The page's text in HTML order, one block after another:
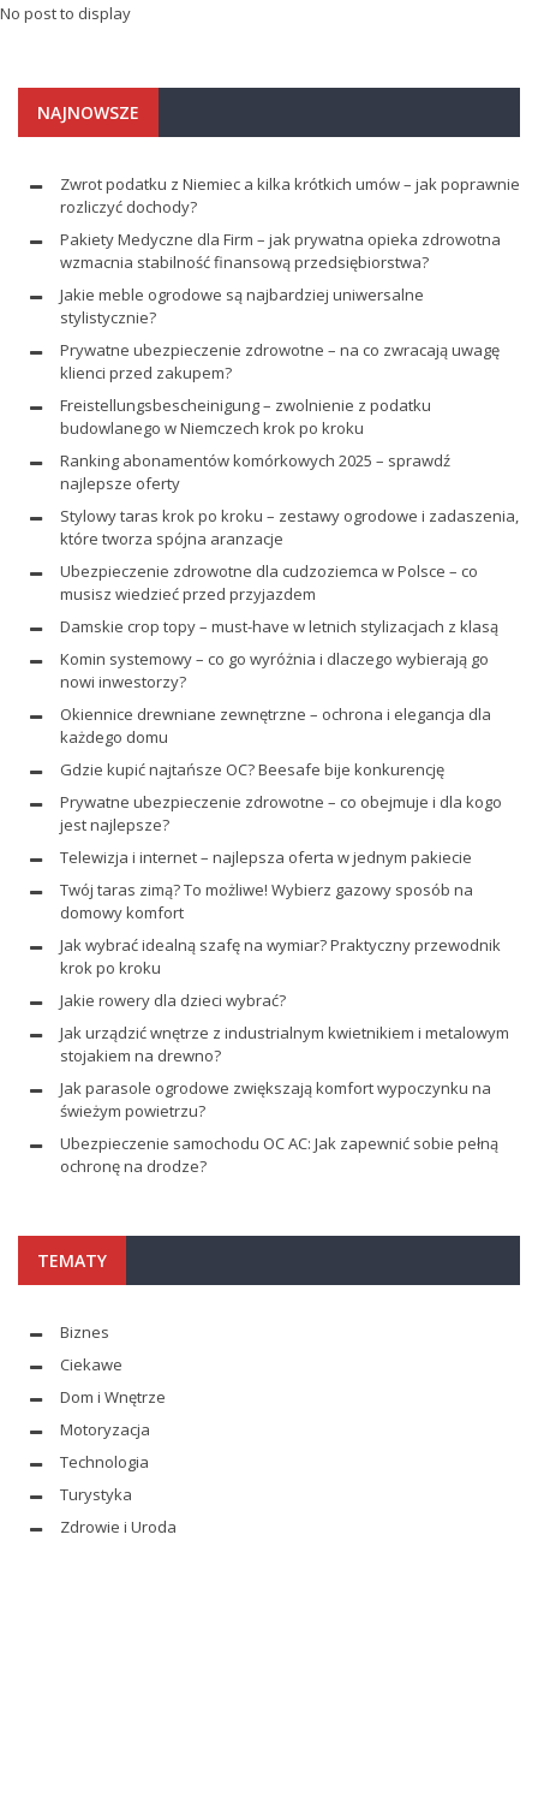
No post to display
NAJNOWSZE
Zwrot podatku z Niemiec a kilka krótkich umów – jak poprawnie
rozliczyć dochody?
Pakiety Medyczne dla Firm – jak prywatna opieka zdrowotna
wzmacnia stabilność finansową przedsiębiorstwa?
Jakie meble ogrodowe są najbardziej uniwersalne
stylistycznie?
Prywatne ubezpieczenie zdrowotne – na co zwracają uwagę
klienci przed zakupem?
Freistellungsbescheinigung – zwolnienie z podatku
budowlanego w Niemczech krok po kroku
Ranking abonamentów komórkowych 2025 – sprawdź
najlepsze oferty
Stylowy taras krok po kroku – zestawy ogrodowe i zadaszenia,
które tworza spójna aranzacje
Ubezpieczenie zdrowotne dla cudzoziemca w Polsce – co
musisz wiedzieć przed przyjazdem
Damskie crop topy – must-have w letnich stylizacjach z klasą
Komin systemowy – co go wyróżnia i dlaczego wybierają go
nowi inwestorzy?
Okiennice drewniane zewnętrzne – ochrona i elegancja dla
każdego domu
Gdzie kupić najtańsze OC? Beesafe bije konkurencję
Prywatne ubezpieczenie zdrowotne – co obejmuje i dla kogo
jest najlepsze?
Telewizja i internet – najlepsza oferta w jednym pakiecie
Twój taras zimą? To możliwe! Wybierz gazowy sposób na
domowy komfort
Jak wybrać idealną szafę na wymiar? Praktyczny przewodnik
krok po kroku
Jakie rowery dla dzieci wybrać?
Jak urządzić wnętrze z industrialnym kwietnikiem i metalowym
stojakiem na drewno?
Jak parasole ogrodowe zwiększają komfort wypoczynku na
świeżym powietrzu?
Ubezpieczenie samochodu OC AC: Jak zapewnić sobie pełną
ochronę na drodze?
TEMATY
Biznes
Ciekawe
Dom i Wnętrze
Motoryzacja
Technologia
Turystyka
Zdrowie i Uroda